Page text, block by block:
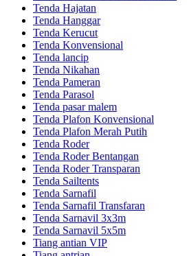
Tenda Hajatan
Tenda Hanggar
Tenda Kerucut
Tenda Konvensional
Tenda lancip
Tenda Nikahan
Tenda Pameran
Tenda Parasol
Tenda pasar malem
Tenda Plafon Konvensional
Tenda Plafon Merah Putih
Tenda Roder
Tenda Roder Bentangan
Tenda Roder Transparan
Tenda Sailtents
Tenda Sarnafil
Tenda Sarnafil Transfaran
Tenda Sarnavil 3x3m
Tenda Sarnavil 5x5m
Tiang antian VIP